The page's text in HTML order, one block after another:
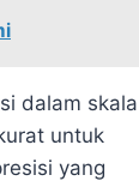
dalam skala
untuk
yang